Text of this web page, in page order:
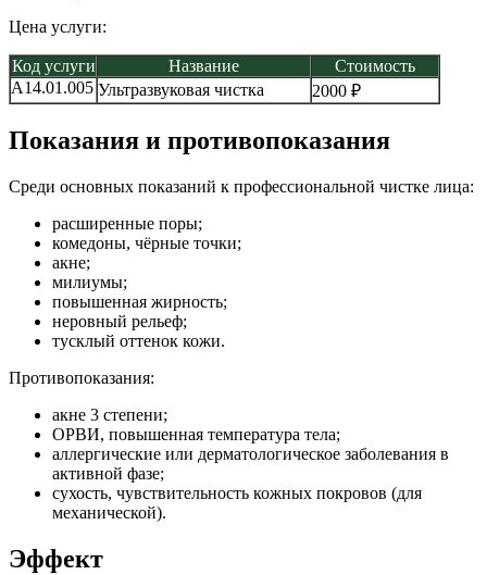
Цена услуги:
Код услуги Название
Стоимость
A14.01.005 Ультразвуковая чистка 2000 ₽
Показания и противопоказания
Среди основных показаний к профессиональной чистке лица:
расширенные поры;
комедоны, чёрные точки;
акне;
милиумы;
повышенная жирность;
неровный рельеф;
тусклый оттенок кожи.
Противопоказания:
акне 3 степени;
ОРВИ, повышенная температура тела;
аллергические или дерматологическое заболевания в
активной фазе;
сухость, чувствительность кожных покровов (для
механической).
Эффект